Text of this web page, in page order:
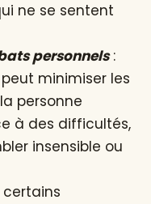
ne se sentent
personnels:
minimiser les
personne
à des difficultés,
insensible ou